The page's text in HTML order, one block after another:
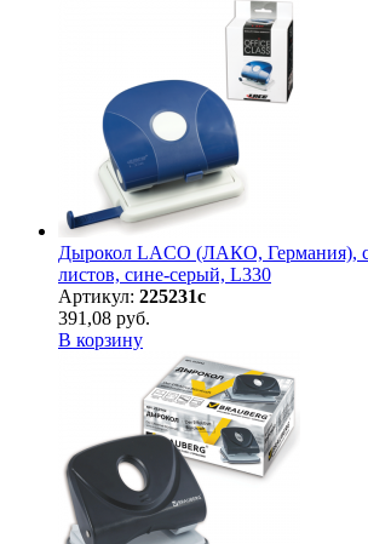
Дырокол LACO (ЛАКО, Германия),
листов, сине-серый, L330
Артикул: 225231с
391,08 руб.
В корзину